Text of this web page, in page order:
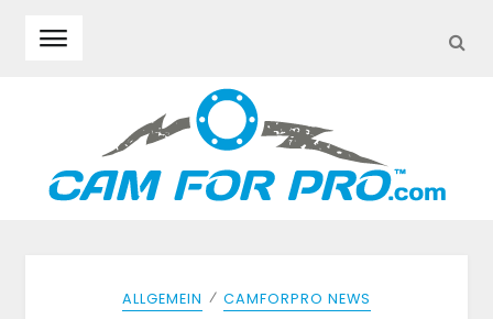
ALLGEMEIN ⁄ CAMFORPRO NEWS